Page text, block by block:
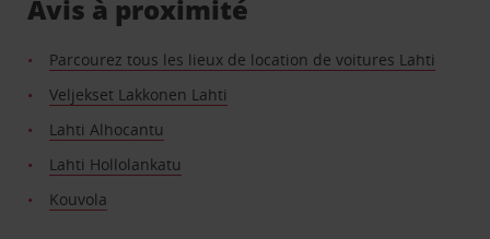
Avis à proximité
Parcourez tous les lieux de location de voitures Lahti
Veljekset Lakkonen Lahti
Lahti Alhocantu
Lahti Hollolankatu
Kouvola